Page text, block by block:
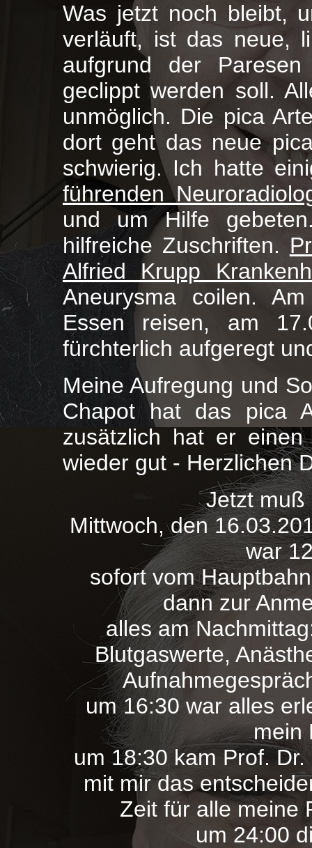
Was jetzt noch bleibt,
verläuft, ist das neue,
aufgrund der
geclippt werden soll.
unmöglich. Die pica
dort geht das neue
schwierig. Ich hatte
führenden
und um Hilfe
hilfreiche Zuschriften.
Alfried Krupp
Aneurysma coilen.
Essen reisen, am
fürchterlich aufgeregt
Meine Aufregung und
Chapot hat das pica
zusätzlich hat er
wieder gut - Herzlichen
Jetzt muß
Mittwoch, den
war
sofort vom
dann zur
alles am
Blutgaswerte,
um 16:30 war alles
mein
um 18:30 kam Prof.
mit mir das
Zeit für alle meine
um 24:00